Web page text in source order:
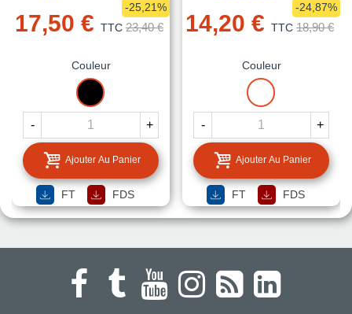
17,50 € TTC 23,40 €
-25,21%
Couleur
NOIR
- +
Ajouter Au Panier
FT FDS
14,20 € TTC 18,90 €
-24,87%
Couleur
BLANC
- +
Ajouter Au Panier
FT FDS